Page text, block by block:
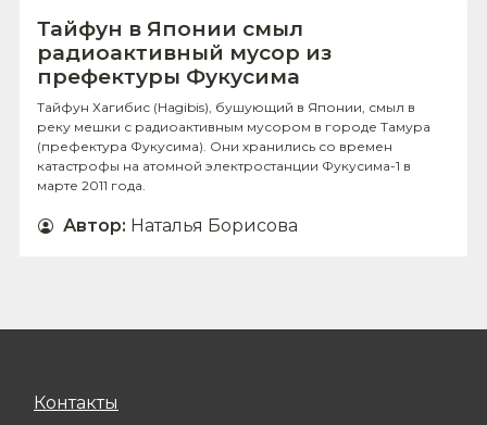
Тайфун в Японии смыл
радиоактивный мусор из
префектуры Фукусима
Тайфун Хагибис (Hagibis), бушующий в Японии, смыл в
реку мешки с радиоактивным мусором в городе Тамура
(префектура Фукусима). Они хранились со времен
катастрофы на атомной электростанции Фукусима-1 в
марте 2011 года.
Автор: Наталья Борисова
Контакты